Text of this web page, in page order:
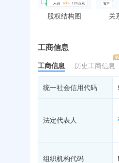
对外投资
控制企业
最终受益人
企业年报
工商自主公示 2
财务数据
股权结构图 关
工商信息
工商信息 历史工商信息
统一社会信用代码
法定代表人
组织机构代码